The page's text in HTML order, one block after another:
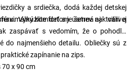
a srdiečka, dodá každej detskej
Vykúzlite deťom úsmev na tvári a
komfort a je šetrná aj k citlivej
zaspávať s vedomím, že o pohodlie
do najmenšieho detailu. Obliečky sú z
zapínanie na zips.
70 x 90 cm